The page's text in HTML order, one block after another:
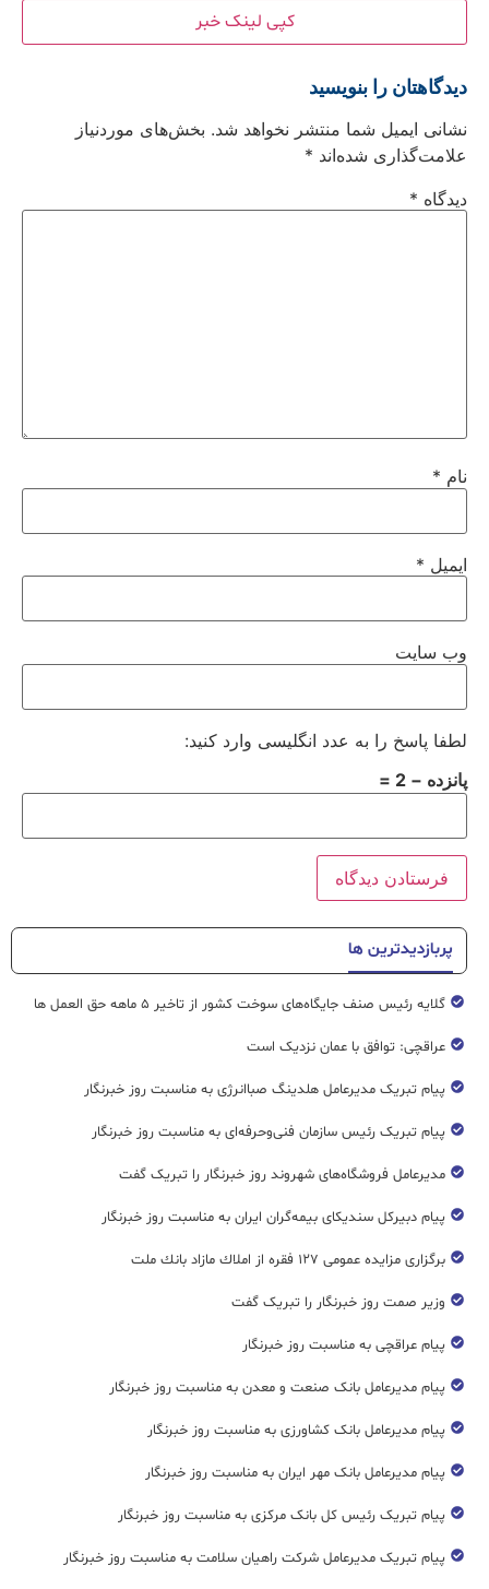
کپی لینک خبر
دیدگاهتان را بنویسید
نشانی ایمیل شما منتشر نخواهد شد. بخش‌های موردنیاز
علامت‌گذاری شده‌اند *
دیدگاه *
نام *
ایمیل *
وب‌ سایت
لطفا پاسخ را به عدد انگلیسی وارد کنید:
پانزده − 2 =
پربازدیدترین ها
گلایه رئیس صنف جایگاه‌های سوخت کشور از تاخیر ۵ ماهه حق العمل ها
عراقچی: توافق با عمان نزدیک است
پیام تبریک مدیرعامل هلدینگ صباانرژی به مناسبت روز خبرنگار
پیام تبریک رئیس سازمان فنی‌و‌حرفه‌ای به مناسبت روز خبرنگار
مدیرعامل فروشگاه‌های شهروند روز خبرنگار را تبریک گفت
پیام دبیرکل سندیکای بیمه‌گران ایران به مناسبت روز خبرنگار
برگزاری مزایده عمومی ۱۲۷ فقره از املاك مازاد بانك ملت
وزیر صمت روز خبرنگار را تبریک گفت
پیام عراقچی به مناسبت روز خبرنگار
پیام مدیرعامل بانک صنعت و معدن به مناسبت روز خبرنگار
پیام مدیرعامل بانک کشاورزی به مناسبت روز خبرنگار
پیام مدیرعامل بانک مهر ایران به مناسبت روز خبرنگار
پیام تبریک رئیس کل بانک مرکزی به مناسبت روز خبرنگار
پیام تبریک مدیرعامل شرکت راهیان سلامت به مناسبت روز خبرنگار